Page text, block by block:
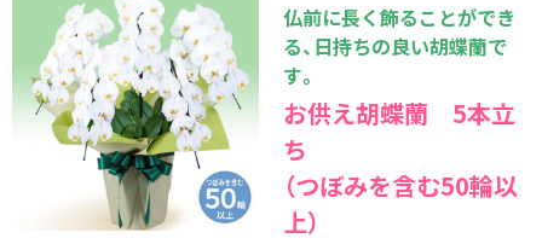
仏前に長く飾ることができ
る、日持ちの良い胡蝶蘭で
す。
お供え胡蝶蘭 5本立
ち
（つぼみを含む50輪以
上）